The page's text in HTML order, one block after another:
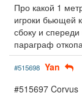
Про какой 1
игроки бьющей
сбоку и
параграф
#515698 Yan
#515697 Corvus